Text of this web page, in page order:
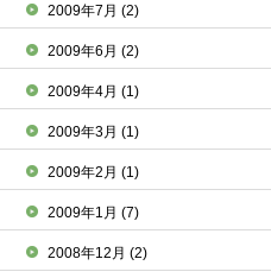
2009年7月(2)
2009年6月(2)
2009年4月(1)
2009年3月(1)
2009年2月(1)
2009年1月(7)
2008年12月(2)